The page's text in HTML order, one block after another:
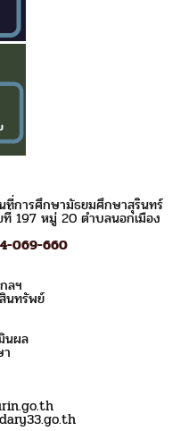
ที่การศึกษามัธยมศึกษาสุรินทร์
ที่ 197 หมู่ 20 ตำบลนอกเมือง
069-660
ลฯ
นทรัพย์
นผล